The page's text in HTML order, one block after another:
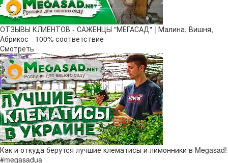
ОТЗЫВЫ КЛИЕНТОВ - САЖЕНЦЫ "МЕГАСАД" | Малина, Вишня,
Абрикос - 100% соответствие
Смотреть
Как и откуда берутся лучшие клематисы и лимонники в Megasad!
#megasadua